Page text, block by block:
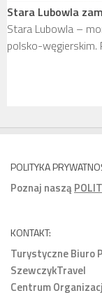
Stara Lubowla
Stara Lubowla –
polsko-węgierskim.
POLITYKA
Poznaj naszą
KONTAKT:
Turystyczne Biuro
SzewczykTravel
Centrum